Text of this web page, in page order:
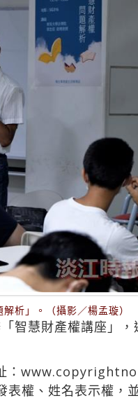
析」。（攝影／楊孟璇）
智慧財產權講座」
址：
權、姓名表示權，